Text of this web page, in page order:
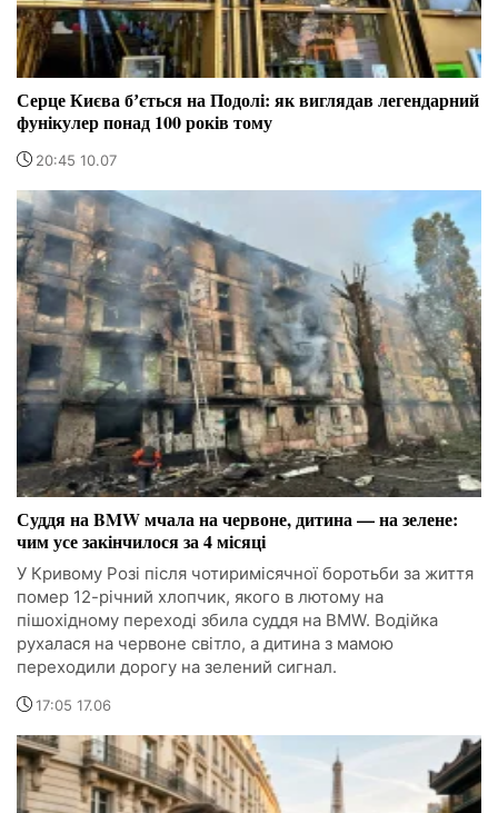
Серце Києва бʼється на Подолі: як виглядав легендарний
фунікулер понад 100 років тому
20:45 10.07
Суддя на BMW мчала на червоне, дитина — на зелене:
чим усе закінчилося за 4 місяці
У Кривому Розі після чотиримісячної боротьби за життя
помер 12-річний хлопчик, якого в лютому на
пішохідному переході збила суддя на BMW. Водійка
рухалася на червоне світло, а дитина з мамою
переходили дорогу на зелений сигнал.
17:05 17.06